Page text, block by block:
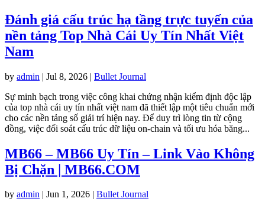
Đánh giá cấu trúc hạ tầng trực tuyến của
nền tảng Top Nhà Cái Uy Tín Nhất Việt
Nam
by admin | Jul 8, 2026 | Bullet Journal
Sự minh bạch trong việc công khai chứng nhận kiểm định độc lập
của top nhà cái uy tín nhất việt nam đã thiết lập một tiêu chuẩn mới
cho các nền tảng số giải trí hiện nay. Để duy trì lòng tin từ cộng
đồng, việc đối soát cấu trúc dữ liệu on-chain và tối ưu hóa băng...
MB66 – MB66 Uy Tín – Link Vào Không
Bị Chặn | MB66.COM
by admin | Jun 1, 2026 | Bullet Journal